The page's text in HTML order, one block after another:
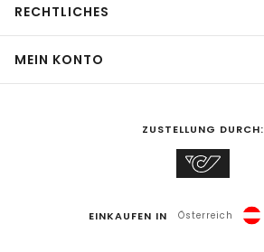
RECHTLICHES
MEIN KONTO
ZUSTELLUNG DURCH:
EINKAUFEN IN Österreich